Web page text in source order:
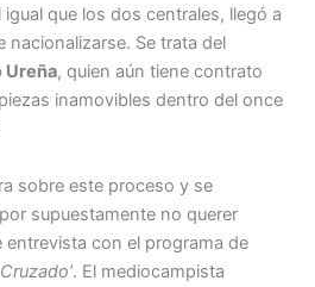
que los dos centrales, llegó a
nacionalizarse. Se trata del
Ureña, quien aún tiene contrato
inamovibles dentro del once
sobre este proceso y se
supuestamente no querer
entrevista con el programa de
. El mediocampista